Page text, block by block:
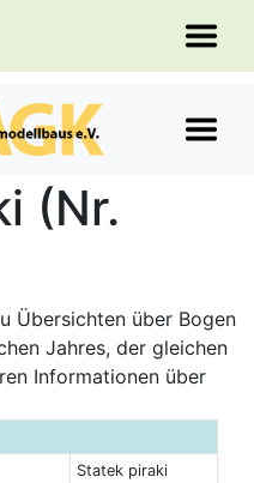
(Nr.
Übersichten über Bogen
Jahres, der gleichen
Informationen über
Statek piraki